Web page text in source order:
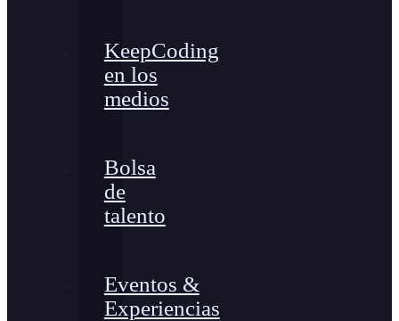
KeepCoding
en los
medios
Bolsa
de
talento
Eventos &
Experiencias